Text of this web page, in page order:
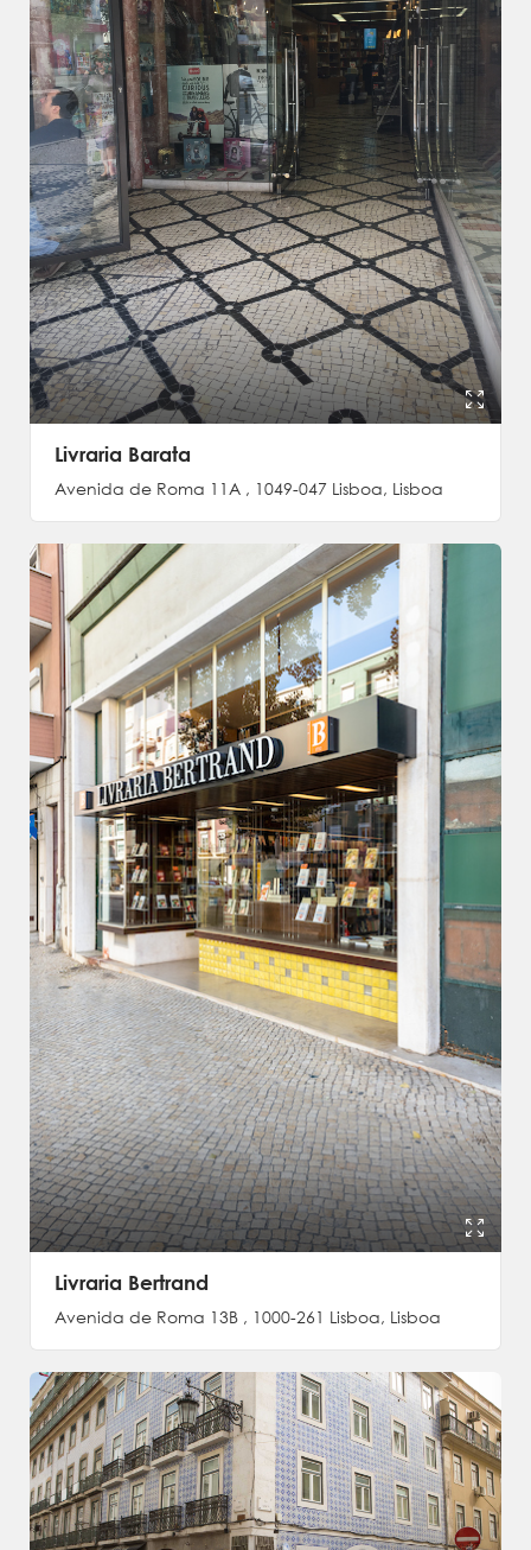
Livraria Barata
Avenida de Roma 11A , 1049-047 Lisboa, Lisboa
Livraria Bertrand
Avenida de Roma 13B , 1000-261 Lisboa, Lisboa